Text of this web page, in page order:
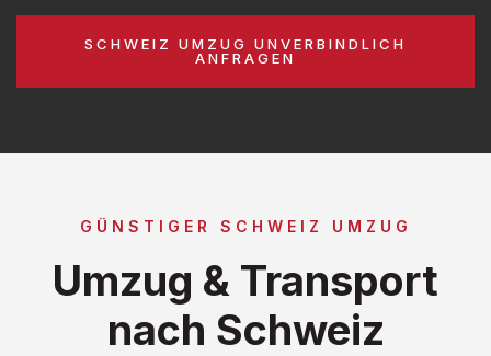
SCHWEIZ UMZUG UNVERBINDLICH
ANFRAGEN
GÜNSTIGER SCHWEIZ UMZUG
Umzug & Transport
nach Schweiz